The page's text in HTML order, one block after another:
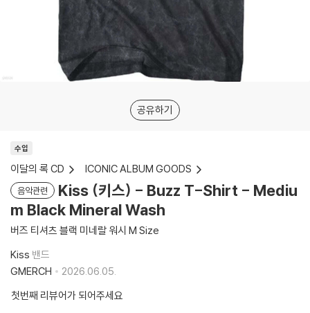
공유하기
수입
이달의 록 CD ICONIC ALBUM GOODS
음악관련
Kiss (키스) - Buzz T-Shirt - Mediu
m Black Mineral Wash
버즈 티셔츠 블랙 미네랄 워시 M Size
Kiss 밴드
GMERCH
2026.06.05.
첫번째 리뷰어가 되어주세요